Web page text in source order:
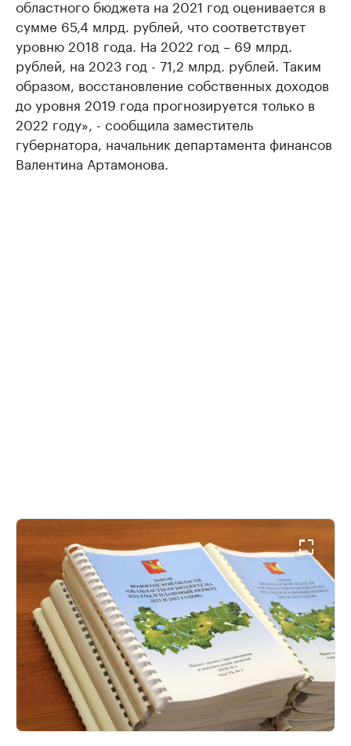
областного бюджета на 2021 год оценивается в
сумме 65,4 млрд. рублей, что соответствует
уровню 2018 года. На 2022 год – 69 млрд.
рублей, на 2023 год - 71,2 млрд. рублей. Таким
образом, восстановление собственных доходов
до уровня 2019 года прогнозируется только в
2022 году», - сообщила заместитель
губернатора, начальник департамента финансов
Валентина Артамонова.